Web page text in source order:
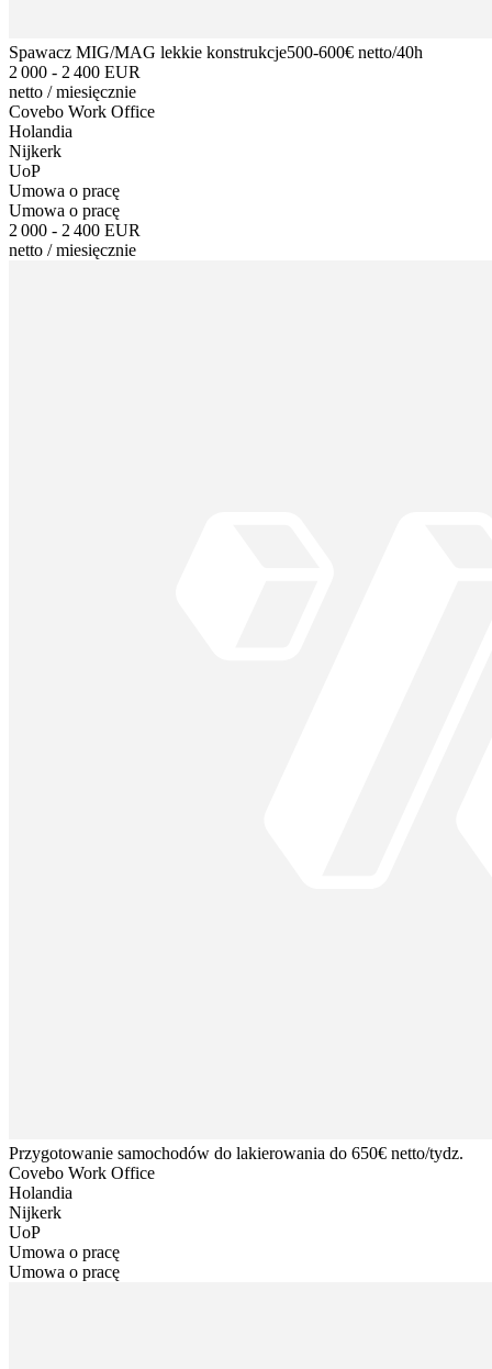
Spawacz MIG/MAG lekkie konstrukcje500-600€ netto/40h
2 000 - 2 400 EUR
netto /miesięcznie
Covebo Work Office
Holandia
Nijkerk
UoP
Umowa o pracę
Umowa o pracę
2 000 - 2 400 EUR
netto /miesięcznie
Przygotowanie samochodów do lakierowania do 650€ netto/tydz.
Covebo Work Office
Holandia
Nijkerk
UoP
Umowa o pracę
Umowa o pracę